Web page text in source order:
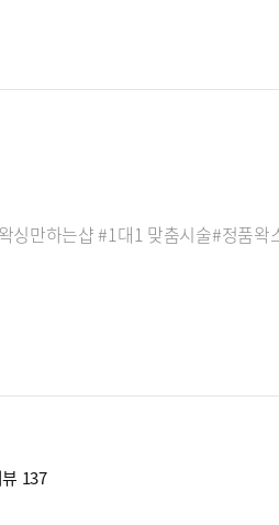
싱만하는샵 #1대1 맞춤시술#정품왁
137